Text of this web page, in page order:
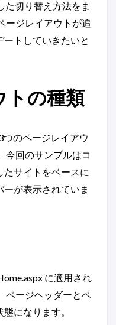
た切り替え方法をま
ージレイアウトが追
トしていきたいと
トの種類
のページレイアウ
今回のサンプルはコ
たサイトをベースに
が表示されていま
に適用され
ページヘッダーとペ
になります。